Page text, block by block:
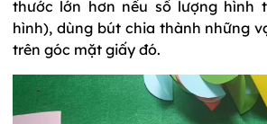
thước lớn hơn nếu số lượng hình
hình), dùng bút chia thành những
trên góc mặt giấy đó.